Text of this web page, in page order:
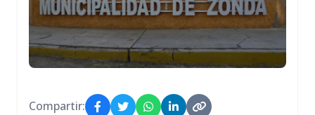
Compartir: